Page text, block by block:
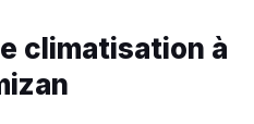
climatisation à